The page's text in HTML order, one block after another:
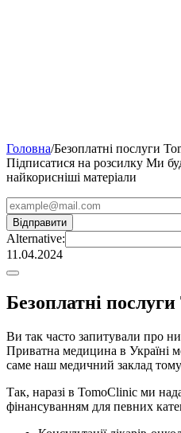
Головна/Безоплатні послуги
Підписатися на розсилку Ми
найкорисніші матеріали
Alternative:
11.04.2024
Безоплатні
Ви так часто запитували про
Приватна медицина в Україні
саме наш медичний заклад тому
Так, наразі в TomoClinic ми
фінансуванням для певних